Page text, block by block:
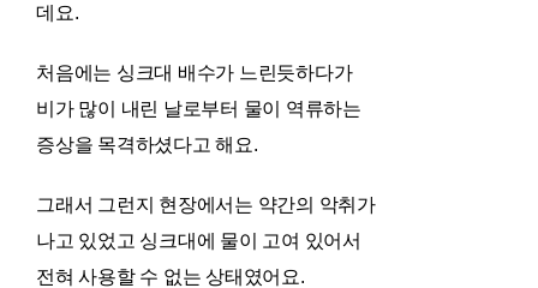
데요.
처음에는 싱크대 배수가 느린듯하다가
비가 많이 내린 날로부터 물이 역류하는
증상을 목격하셨다고 해요.
그래서 그런지 현장에서는 약간의 악취가
나고 있었고 싱크대에 물이 고여 있어서
전혀 사용할 수 없는 상태였어요.